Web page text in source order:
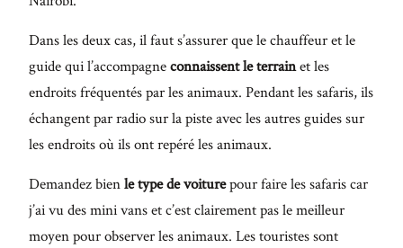
Dans les deux cas, il faut s’assurer que le chauffeur et le
guide qui l’accompagneconnaissent le terrainet les
endroits fréquentés par les animaux. Pendant les safaris, ils
échangent par radio sur la piste avec les autres guides sur
les endroits où ils ont repéré les animaux.
Demandez bienle type de voiturepour faire les safaris car
j’ai vu des mini vans et c’est clairement pas le meilleur
moyen pour observer les animaux. Les touristes sont